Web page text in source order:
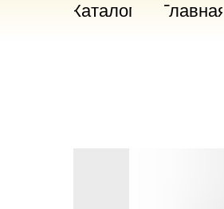
Каталог Главная